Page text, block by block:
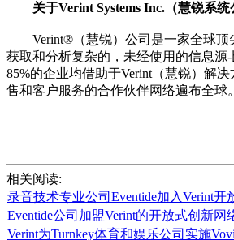
关于Verint Systems Inc.（慧锐系统
Verint®（慧锐）公司是一家全球顶
获取和分析复杂的，未经使用的信息源
85%的企业均借助于Verint（慧锐）解
售和客户服务的合作伙伴网络遍布全球。
相关阅读:
录音技术专业公司Eventide加入Verint开
Eventide公司加盟Verint的开放式创新网
Verint为Turnkey体育和娱乐公司实施